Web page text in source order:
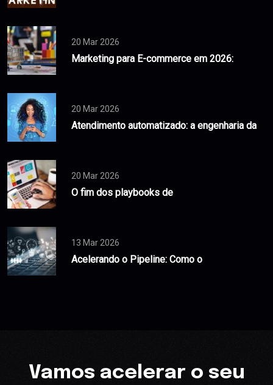
20 Mar 2026
Marketing para E-commerce em 2026:
20 Mar 2026
Atendimento automatizado: a engenharia da
20 Mar 2026
O fim dos playbooks de
13 Mar 2026
Acelerando o Pipeline: Como o
Vamos acelerar o seu